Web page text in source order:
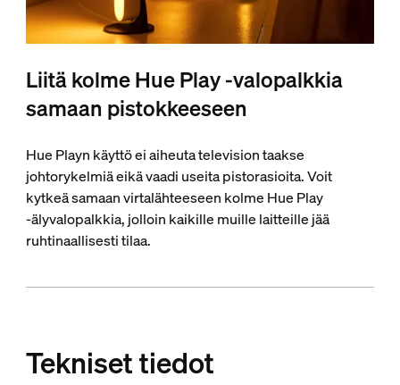
Liitä kolme Hue Play ‑valopalkkia
samaan pistokkeeseen
Hue Playn käyttö ei aiheuta television taakse
johtorykelmiä eikä vaadi useita pistorasioita. Voit
kytkeä samaan virtalähteeseen kolme Hue Play
‑älyvalopalkkia, jolloin kaikille muille laitteille jää
ruhtinaallisesti tilaa.
Tekniset tiedot